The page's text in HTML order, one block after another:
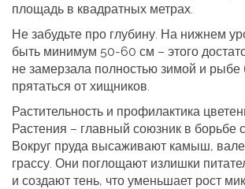
площадь в квадратных метрах.
Не забудьте про глубину. На нижнем
быть минимум 50‑60 см – этого
не замерзала полностью зимой и рыбе
прятаться от хищников.
Растительность и профилактика
Растения – главный союзник в борьбе
Вокруг пруда высаживают камыш,
грассу. Они поглощают излишки
и создают тень, что уменьшает рост